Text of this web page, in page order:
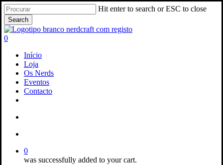
Skip
to
main
content
Hit enter to search or ESC to close
Search
Close
Search
search
account
0
Início
Loja
Os Nerds
Eventos
Contacto
0
was successfully added to your cart.